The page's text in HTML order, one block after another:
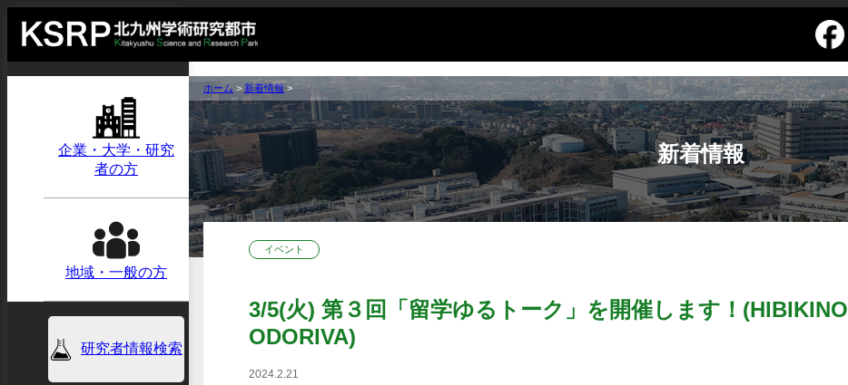
企業・大学・研究
者の方
地域・一般の方
研究者情報検索
ホーム > 新着情報 >
新着情報
イベント
3/5(火) 第３回「留学ゆるトーク」を開催します！(HIBIKINO
ODORIVA)
2024.2.21